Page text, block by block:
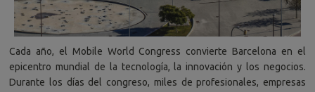
Cada año, el Mobile World Congress convierte Barcelona en el
epicentro mundial de la tecnología, la innovación y los negocios.
Durante los días del congreso, miles de profesionales, empresas